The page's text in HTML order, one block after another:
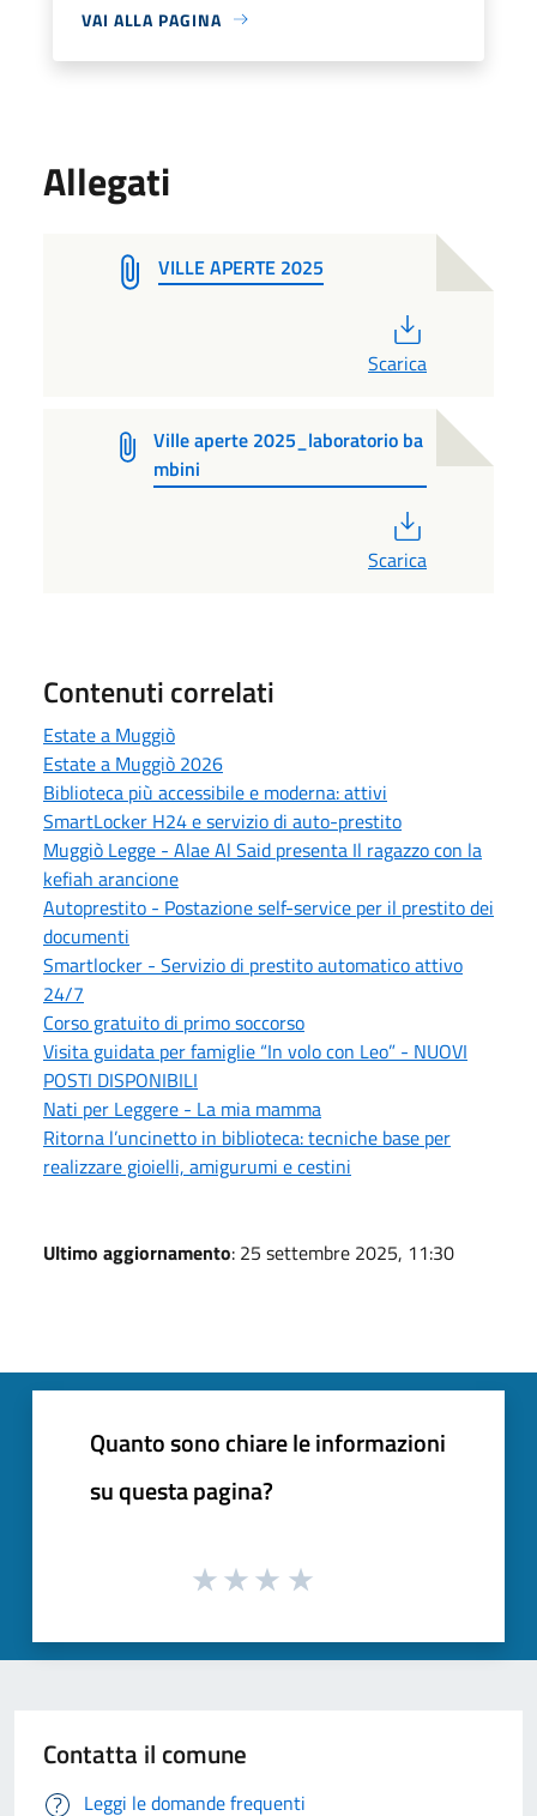
VAI ALLA PAGINA
Allegati
VILLE APERTE 2025
Scarica
Ville aperte 2025_laboratorio ba
mbini
Scarica
Contenuti correlati
Estate a Muggiò
Estate a Muggiò 2026
Biblioteca più accessibile e moderna: attivi
SmartLocker H24 e servizio di auto-prestito
Muggiò Legge - Alae Al Said presenta Il ragazzo con la
kefiah arancione
Autoprestito - Postazione self-service per il prestito dei
documenti
Smartlocker - Servizio di prestito automatico attivo
24/7
Corso gratuito di primo soccorso
Visita guidata per famiglie “In volo con Leo” - NUOVI
POSTI DISPONIBILI
Nati per Leggere - La mia mamma
Ritorna l’uncinetto in biblioteca: tecniche base per
realizzare gioielli, amigurumi e cestini
Ultimo aggiornamento: 25 settembre 2025, 11:30
Quanto sono chiare le informazioni
su questa pagina?
Contatta il comune
Leggi le domande frequenti